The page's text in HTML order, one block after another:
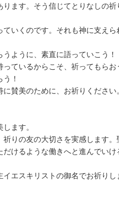
ます。そう信じてとりなしの祈
いくのです。それも神に支えら
ように、素直に語っていこう！
ているからこそ、祈ってもらお
！
賛美のために、お祈りください。
ます。
りの友の大切さを実感します。
けるような働きへと進んでいけ
エスキリストの御名でお祈りし